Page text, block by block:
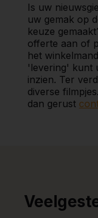
Is uw
uw gemak op
keuze
offerte aan of
het
'levering' kunt
inzien. Ter
diverse
dan gerust